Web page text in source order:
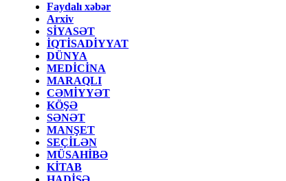
Faydalı xəbər
Arxiv
SİYASƏT
İQTİSADİYYAT
DÜNYA
MEDİCİNA
MARAQLI
CƏMİYYƏT
KÖŞƏ
SƏNƏT
MANŞET
SEÇİLƏN
MÜSAHİBƏ
KİTAB